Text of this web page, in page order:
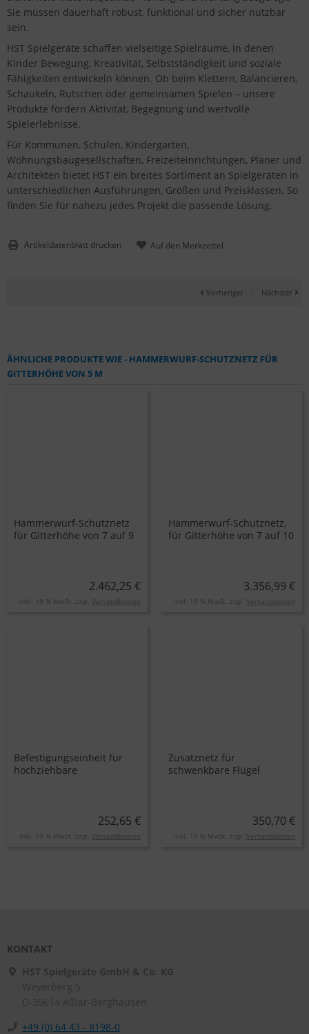
Sie müssen dauerhaft robust, funktional und sicher nutzbar
sein.
HST Spielgeräte schaffen vielseitige Spielräume, in denen
Kinder Bewegung, Kreativität, Selbstständigkeit und soziale
Fähigkeiten entwickeln können. Ob beim Klettern, Balancieren,
Schaukeln, Rutschen oder gemeinsamen Spielen – unsere
Produkte fördern Aktivität, Begegnung und wertvolle
Spielerlebnisse.
Für Kommunen, Schulen, Kindergärten,
Wohnungsbaugesellschaften, Freizeiteinrichtungen, Planer und
Architekten bietet HST ein breites Sortiment an Spielgeräten in
unterschiedlichen Ausführungen, Größen und Preisklassen. So
finden Sie für nahezu jedes Projekt die passende Lösung.
Artikeldatenblatt drucken
Vorheriger Nächster
ÄHNLICHE PRODUKTE WIE - HAMMERWURF-SCHUTZNETZ FÜR
GITTERHÖHE VON 5 M
Hammerwurf-Schutznetz
für Gitterhöhe von 7 auf 9
2.462,25 €
inkl. 19 % MwSt. zzgl. Versandkosten
Hammerwurf-Schutznetz,
für Gitterhöhe von 7 auf 10
3.356,99 €
inkl. 19 % MwSt. zzgl. Versandkosten
Befestigungseinheit für
hochziehbare
252,65 €
inkl. 19 % MwSt. zzgl. Versandkosten
Zusatznetz für
schwenkbare Flügel
350,70 €
inkl. 19 % MwSt. zzgl. Versandkosten
KONTAKT
HST Spielgeräte GmbH & Co. KG
Weyerberg 5
D-35614 Aßlar-Berghausen
+49 (0) 64 43 - 8198-0